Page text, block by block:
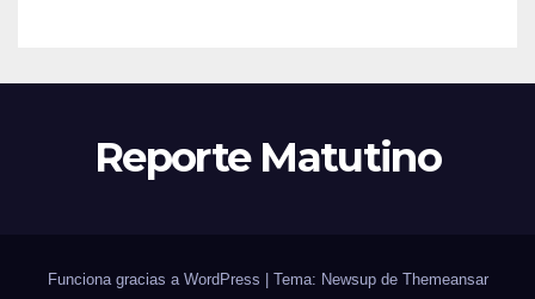
Reporte Matutino
Funciona gracias a WordPress Tema: Newsup de Themeansar